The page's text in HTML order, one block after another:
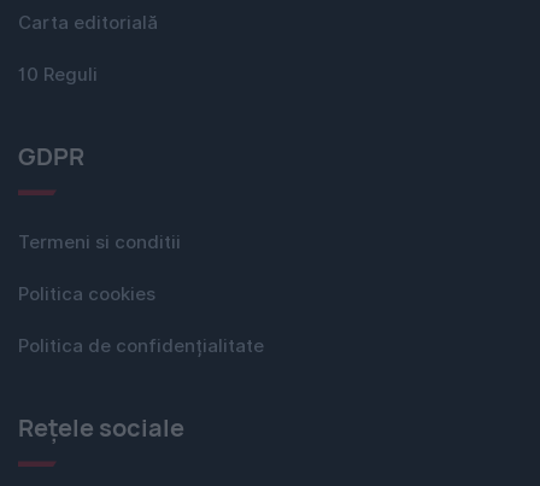
Carta editorială
10 Reguli
GDPR
Termeni si conditii
Politica cookies
Politica de confidențialitate
Rețele sociale